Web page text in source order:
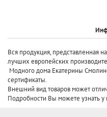
Вся продукция, представленная
лучших европейских
Модного дома Екатерины
сертификаты.
Внешний вид товаров может
Подробности Вы можете узнать у